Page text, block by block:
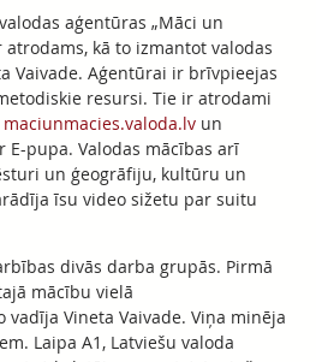
aģentūras „Māci un
atrodams, kā to izmantot valodas
Vaivade. Aģentūrai ir brīvpieejas
resursi. Tie ir atrodami
maciunmacies.valoda.lv un
pupa. Valodas mācības arī
un ģeogrāfiju, kultūru un
īsu video sižetu par suitu
divās darba grupās. Pirmā
mācību vielā
Vineta Vaivade. Viņa minēja
Laipa A1, Latviešu valoda